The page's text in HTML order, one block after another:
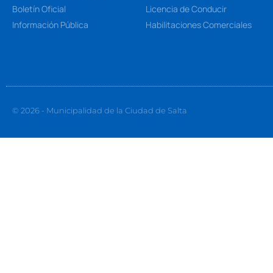
Boletín Oficial
Información Pública
Licencia de Conducir
Habilitaciones Comerciales
© 2026 - Municipalidad de la Ciudad de Salta